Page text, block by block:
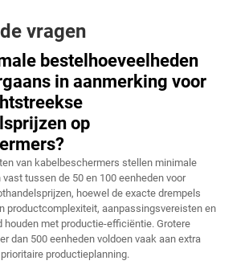
vragen
bestelhoeveelheden
in aanmerking voor
op
van kabelbeschermers stellen minimale
tussen de 50 en 100 eenheden voor
hoewel de exacte drempels
productcomplexiteit, aanpassingsvereisten en
houden met productie-efficiëntie. Grotere
dan 500 eenheden voldoen vaak aan extra
productieplanning.